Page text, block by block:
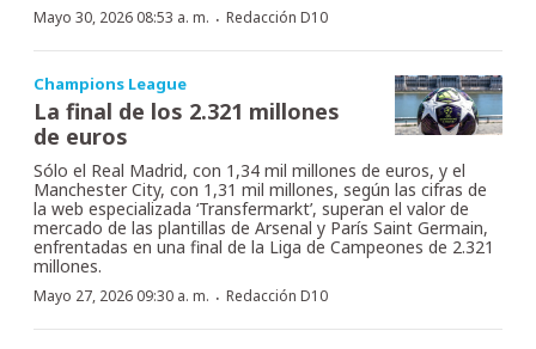
Mayo 30, 2026 08:53 a. m. · Redacción D10
Champions League
La final de los 2.321 millones
de euros
Sólo el Real Madrid, con 1,34 mil millones de euros, y el
Manchester City, con 1,31 mil millones, según las cifras de
la web especializada ‘Transfermarkt’, superan el valor de
mercado de las plantillas de Arsenal y París Saint Germain,
enfrentadas en una final de la Liga de Campeones de 2.321
millones.
Mayo 27, 2026 09:30 a. m. · Redacción D10